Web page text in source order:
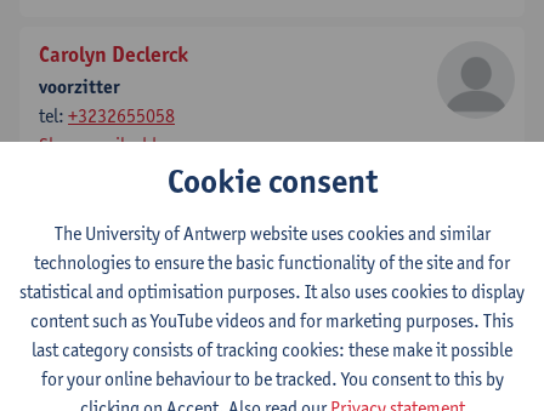
Carolyn Declerck
voorzitter
tel: +3232655058
Show email address
effectief stemgerechtigd lid
tel:+3232654034
Show email address
Ilke Franquet
effectief stemgerechtigd lid
Cookie consent
The University of Antwerp website uses cookies and similar
technologies to ensure the basic functionality of the site and for
statistical and optimisation purposes. It also uses cookies to display
content such as YouTube videos and for marketing purposes. This
last category consists of tracking cookies: these make it possible
for your online behaviour to be tracked. You consent to this by